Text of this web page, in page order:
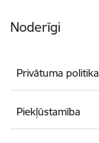
Noderīgi
Privātuma politika
Piekļūstamība